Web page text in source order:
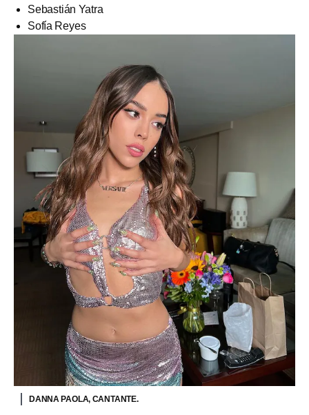
Sebastián Yatra
Sofía Reyes
DANNA PAOLA, CANTANTE.